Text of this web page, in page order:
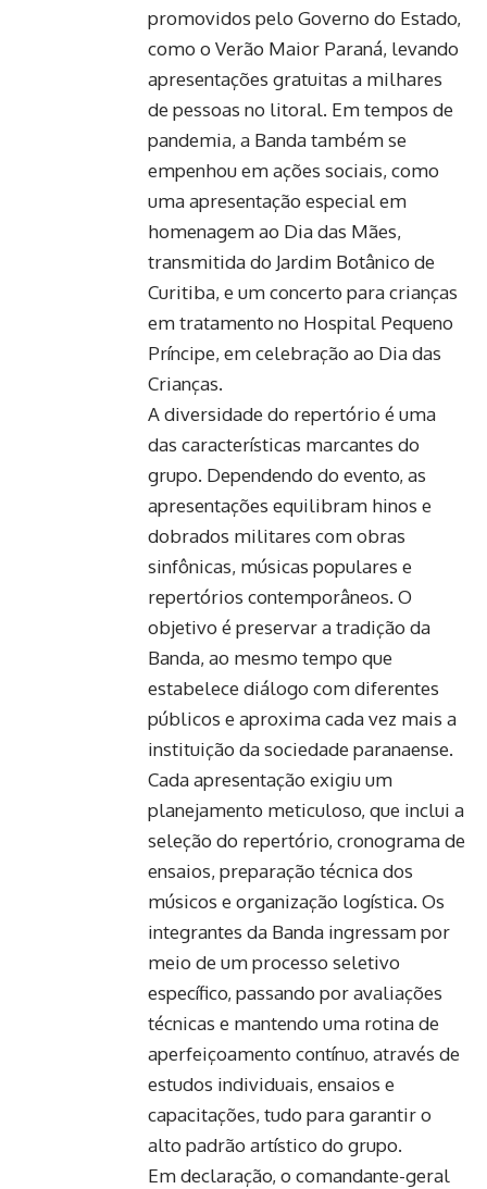
promovidos pelo Governo do Estado,
como o Verão Maior Paraná, levando
apresentações gratuitas a milhares
de pessoas no litoral. Em tempos de
pandemia, a Banda também se
empenhou em ações sociais, como
uma apresentação especial em
homenagem ao Dia das Mães,
transmitida do Jardim Botânico de
Curitiba, e um concerto para crianças
em tratamento no Hospital Pequeno
Príncipe, em celebração ao Dia das
Crianças.
A diversidade do repertório é uma
das características marcantes do
grupo. Dependendo do evento, as
apresentações equilibram hinos e
dobrados militares com obras
sinfônicas, músicas populares e
repertórios contemporâneos. O
objetivo é preservar a tradição da
Banda, ao mesmo tempo que
estabelece diálogo com diferentes
públicos e aproxima cada vez mais a
instituição da sociedade paranaense.
Cada apresentação exigiu um
planejamento meticuloso, que inclui a
seleção do repertório, cronograma de
ensaios, preparação técnica dos
músicos e organização logística. Os
integrantes da Banda ingressam por
meio de um processo seletivo
específico, passando por avaliações
técnicas e mantendo uma rotina de
aperfeiçoamento contínuo, através de
estudos individuais, ensaios e
capacitações, tudo para garantir o
alto padrão artístico do grupo.
Em declaração, o comandante-geral